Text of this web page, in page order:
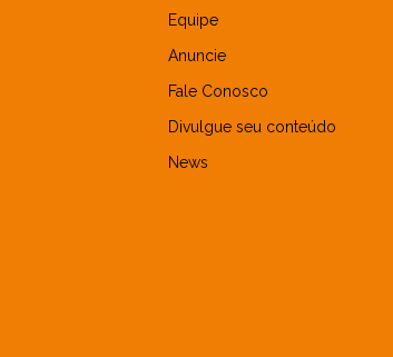
Equipe
Anuncie
Fale Conosco
Divulgue seu conteúdo
News